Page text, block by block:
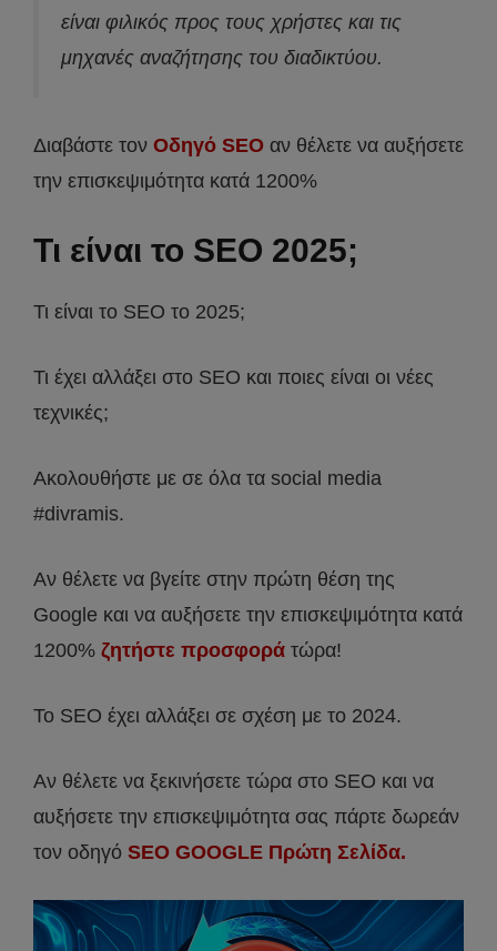
είναι φιλικός προς τους χρήστες και τις
μηχανές αναζήτησης του διαδικτύου.
Διαβάστε τον Οδηγό SEO αν θέλετε να αυξήσετε
την επισκεψιμότητα κατά 1200%
Τι είναι το SEO 2025;
Τι είναι το SEO το 2025;
Τι έχει αλλάξει στο SEO και ποιες είναι οι νέες
τεχνικές;
Ακολουθήστε με σε όλα τα social media
#divramis.
Αν θέλετε να βγείτε στην πρώτη θέση της
Google και να αυξήσετε την επισκεψιμότητα κατά
1200% ζητήστε προσφορά τώρα!
Το SEO έχει αλλάξει σε σχέση με το 2024.
Αν θέλετε να ξεκινήσετε τώρα στο SEO και να
αυξήσετε την επισκεψιμότητα σας πάρτε δωρεάν
τον οδηγό SEO GOOGLE Πρώτη Σελίδα.